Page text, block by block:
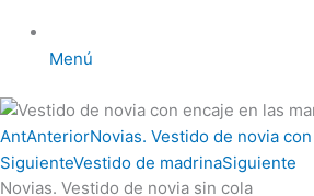
Menú
AntAnteriorNovias. Vestido de novia
SiguienteVestido de madrinaSiguiente
Novias. Vestido de novia sin cola